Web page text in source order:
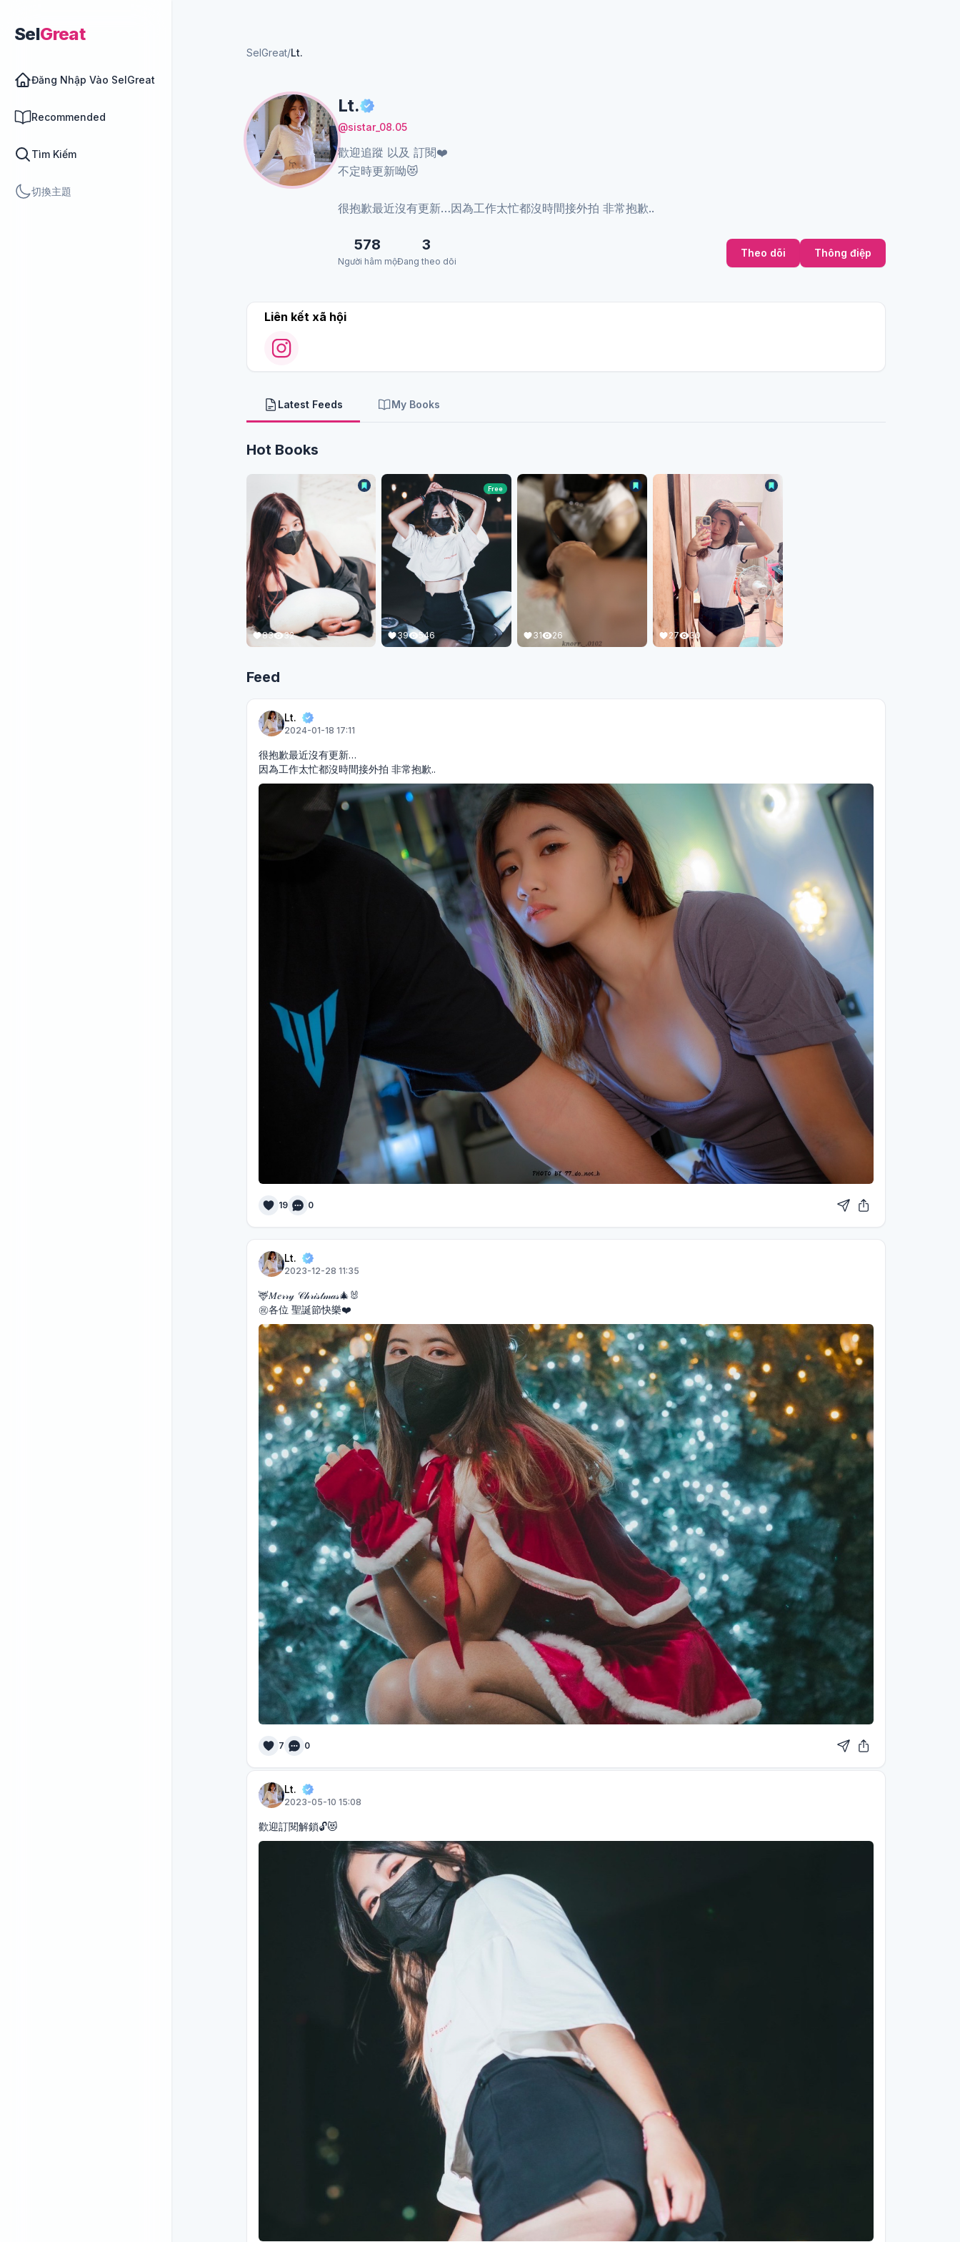
SelGreat
Đăng Nhập Vào SelGreat
Recommended
Tìm Kiếm
切換主題
SelGreat/Lt.
Lt.
@sistar_08.05
歡迎追蹤 以及 訂閱❤️
不定時更新呦😻
很抱歉最近沒有更新…因為工作太忙都沒時間接外拍 非常抱歉..
578
Người hâm mộ
3
Đang theo dõi
Theo dõi Thông điệp
Liên kết xã hội
Latest Feeds My Books
Hot Books
83 32 39 546
Free
31 26 27 30
Feed
Lt.
2024-01-18 17:11
很抱歉最近沒有更新…
因為工作太忙都沒時間接外拍 非常抱歉..
19 0
Lt.
2023-12-28 11:35
🦌𝑀𝑒𝓇𝓇𝓎 𝒞𝒽𝓇𝒾𝓈𝓉𝓂𝒶𝓈🎄🐰
㊗️各位 聖誕節快樂❤️
7 0
Lt.
2023-05-10 15:08
歡迎訂閱解鎖🔓😻